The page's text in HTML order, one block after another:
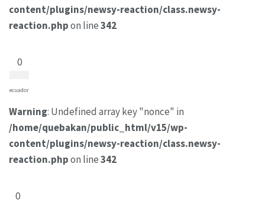
content/plugins/newsy-reaction/class.newsy-
reaction.phpon line342
0
ecuador
Warning: Undefined array key "nonce" in
/home/quebakan/public_html/v15/wp-
content/plugins/newsy-reaction/class.newsy-
reaction.phpon line342
0